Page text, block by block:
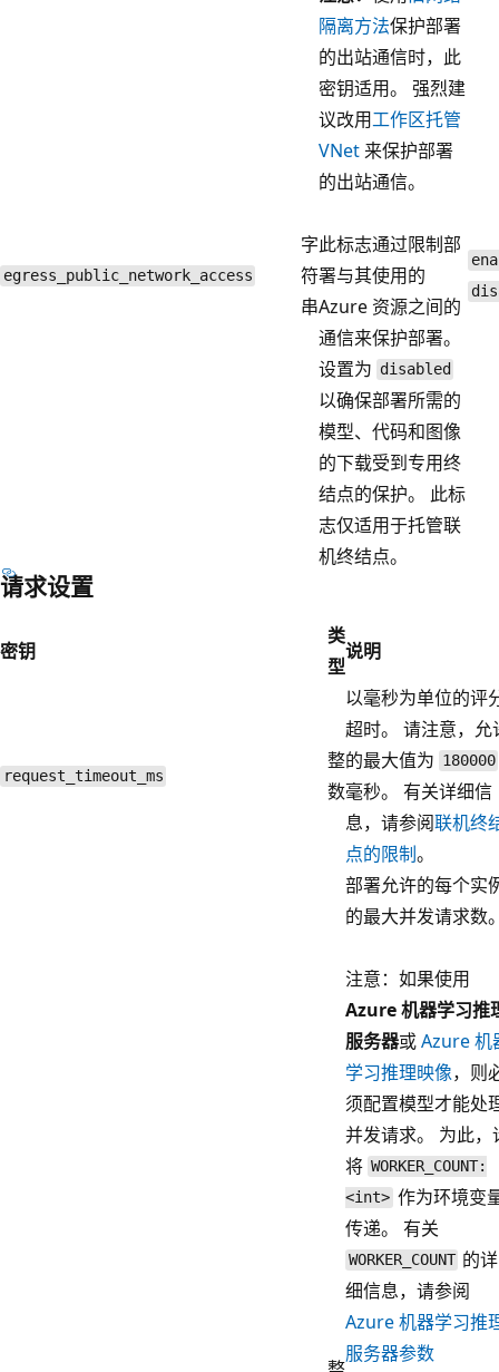
egress_public_network_access
字
符
串
隔离方法保护部署
的出站通信时，此
密钥适用。 强烈建
议改用工作区托管
VNet 来保护部署
的出站通信。
此标志通过限制部
署与其使用的
Azure 资源之间的
通信来保护部署。
设置为 disabled
以确保部署所需的
模型、代码和图像
的下载受到专用终
结点的保护。 此标
志仅适用于托管联
机终结点。
请求设置
密钥
类
型
说明
request_timeout_ms
整
数
以毫秒为单位的评
超时。 请注意，允
的最大值为 180000
毫秒。 有关详细信
息，请参阅联机终
点的限制。
部署允许的每个实
的最大并发请求数
注意：如果使用
Azure 机器学习推
服务器或Azure 机
学习推理映像，则
须配置模型才能处
并发请求。 为此，
将 WORKER_COUNT:
<int> 作为环境变
传递。 有关
WORKER_COUNT 的详
细信息，请参阅
Azure 机器学习推
服务器参数